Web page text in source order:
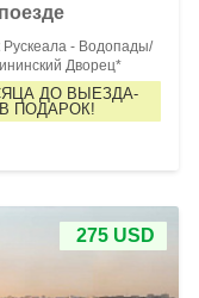
- Водопады/
Дворец*
ДО ВЫЕЗДА-
ПОДАРОК!
275 USD